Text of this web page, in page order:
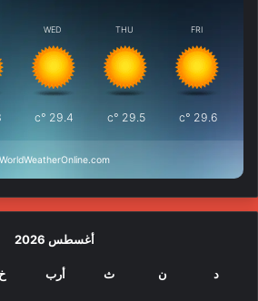
WED
29.4
°c
THU
29.5
°c
FRI
29.6
°c
WorldWeatherOnline.com
أغسطس 2026
د ن ث أرب خ